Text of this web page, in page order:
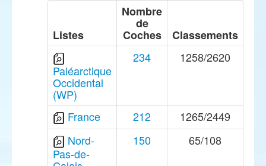
Listes
Nombre
de
Coches Classements
Paléarctique
Occidental
(WP)
234 1258/2620
France 212
1265/2449
Nord-
Pas-de-
150 65/108